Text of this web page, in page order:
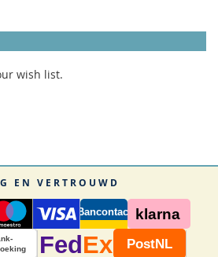
wish list.
EN VERTROUWD
Bancontact klarna
Fed Ex PostNL